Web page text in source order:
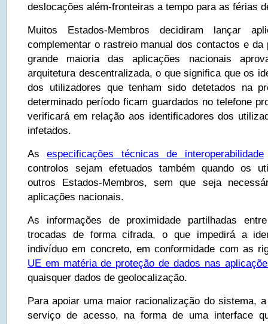
deslocações além-fronteiras a tempo para as férias
Muitos Estados-Membros decidiram lançar
complementar o rastreio manual dos contactos e da
grande maioria das aplicações nacionais
arquitetura descentralizada, o que significa que os
dos utilizadores que tenham sido detetados na
determinado período ficam guardados no telefone
verificará em relação aos identificadores dos
infetados.
Asespecificações técnicas de interoperabilidade
controlos sejam efetuados também quando os
outros Estados-Membros, sem que seja
aplicações nacionais.
As informações de proximidade partilhadas
trocadas de forma cifrada, o que impedirá a
indivíduo em concreto, em conformidade com as
UE em matéria de proteção de dados nas
quaisquer dados de geolocalização.
Para apoiar uma maior racionalização do sistema,
serviço de acesso, na forma de uma interface